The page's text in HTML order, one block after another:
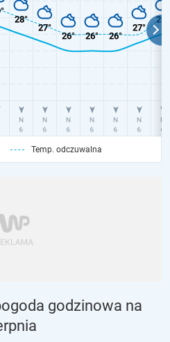
Temp. odczuwalna
godzinowa na